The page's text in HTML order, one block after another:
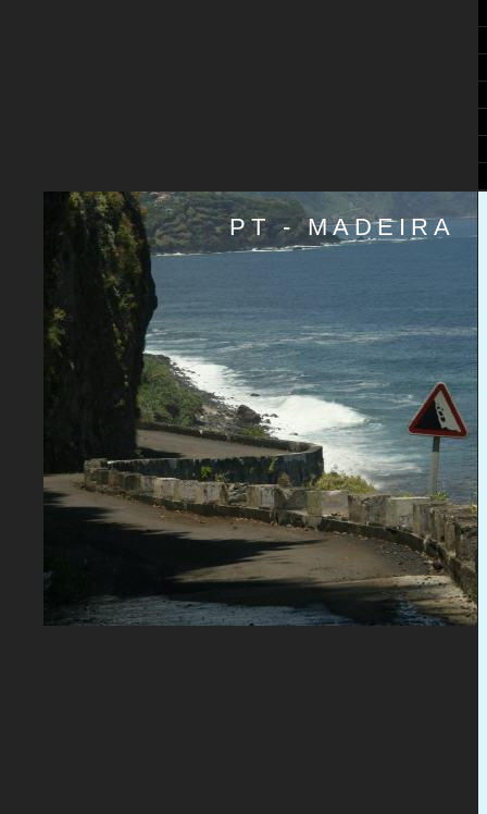
PT - MADEIRA